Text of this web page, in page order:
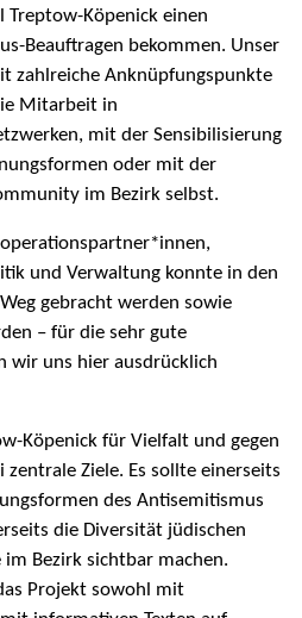
Treptow-Köpenick einen
Beauftragen bekommen. Unser
zahlreiche Anknüpfungspunkte
Mitarbeit in
mit der Sensibilisierung
oder mit der
im Bezirk selbst.
und Verwaltung konnte in den
gebracht werden sowie
– für die sehr gute
wir uns hier ausdrücklich
Köpenick für Vielfalt und gegen
Ziele. Es sollte einerseits
des Antisemitismus
die Diversität jüdischen
Bezirk sichtbar machen.
Projekt sowohl mit